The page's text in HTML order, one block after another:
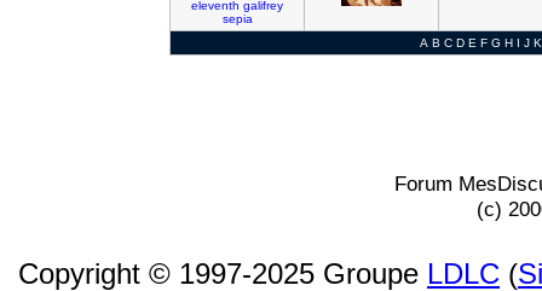
eleventh galifrey
sepia
A B C D E F G H I J K
Forum
(c)
Copyright © 1997-2025 Groupe LDLC (